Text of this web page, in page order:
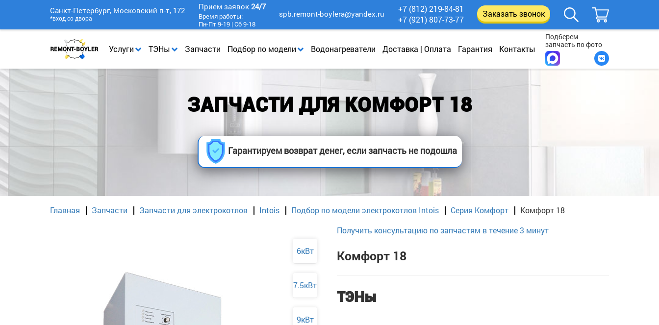
Услуги ТЭНы Запчасти Подбор по модели Водонагреватели Доставка | Оплата Гарантия Контакты
Подберем
запчасть по фото
Санкт-Петербург, Московский п-т, 172
*вход со двора
Прием заявок 24/7
Время работы:
Пн-Пт 9-19 | Сб 9-18
spb.remont-boylera@yandex.ru
+7 (812) 219-84-81
+7 (921) 807-73-77
Заказать звонок
ЗАПЧАСТИ ДЛЯ КОМФОРТ 18
Гарантируем возврат денег, если запчасть не подошла
Главная Запчасти Запчасти для электрокотлов Intois Подбор по модели электрокотлов Intois Серия Комфорт Комфорт 18
6кВт
7.5кВт
9кВт
Получить консультацию по запчастям в течение 3 минут
Комфорт 18
ТЭНы